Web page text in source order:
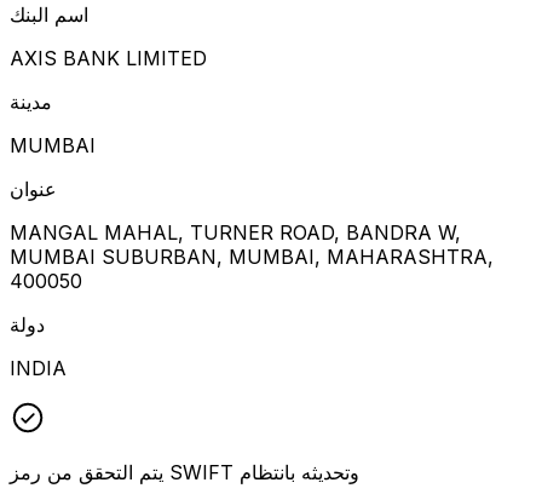
اسم البنك
AXIS BANK LIMITED
مدينة
MUMBAI
عنوان
MANGAL MAHAL, TURNER ROAD, BANDRA W,
MUMBAI SUBURBAN, MUMBAI, MAHARASHTRA,
400050
دولة
INDIA
يتم التحقق من رمز SWIFT وتحديثه بانتظام